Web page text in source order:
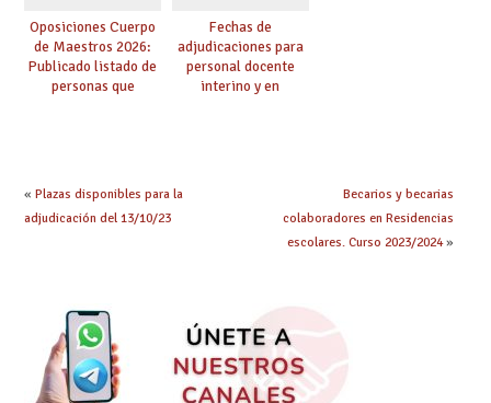
Oposiciones Cuerpo
de Maestros 2026:
Publicado listado de
personas que
Fechas de
adjudicaciones para
personal docente
interino y en
« Plazas disponibles para la
adjudicación del 13/10/23
Becarios y becarias
colaboradores en Residencias
escolares. Curso 2023/2024»